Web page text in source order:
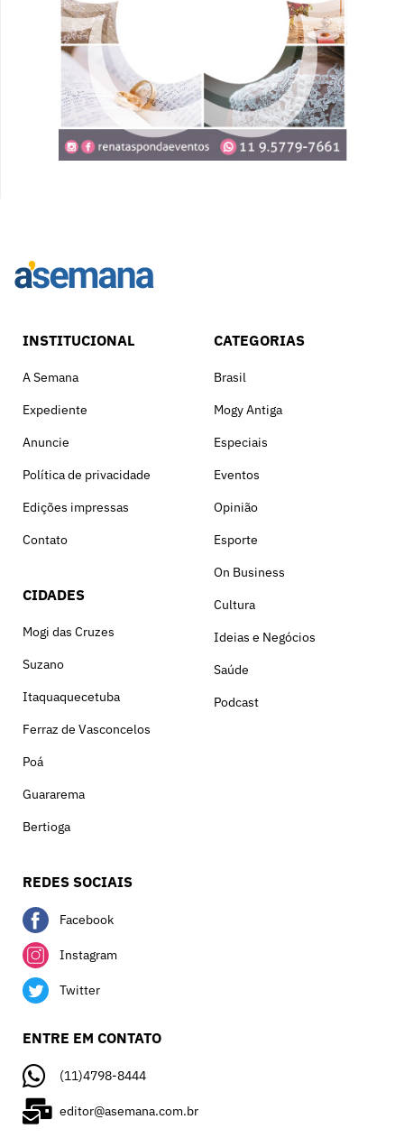
INSTITUCIONAL
A Semana
Expediente
Anuncie
Política de privacidade
Edições impressas
Contato
CIDADES
Mogi das Cruzes
Suzano
Itaquaquecetuba
Ferraz de Vasconcelos
Poá
Guararema
Bertioga
CATEGORIAS
Brasil
Mogy Antiga
Especiais
Eventos
Opinião
Esporte
On Business
Cultura
Ideias e Negócios
Saúde
Podcast
REDES SOCIAIS
Facebook
Instagram
Twitter
ENTRE EM CONTATO
(11)4798-8444
editor@asemana.com.br